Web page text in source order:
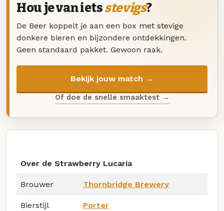
Hou je van ietsstevigs?
De Beer koppelt je aan een box met stevige
donkere bieren en bijzondere ontdekkingen.
Geen standaard pakket. Gewoon raak.
Bekijk jouw match →
Of doe de snelle smaaktest →
Over de Strawberry Lucaria
Brouwer Thornbridge Brewery
Bierstijl Porter